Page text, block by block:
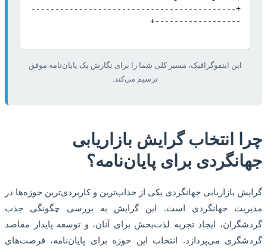
+-------------------------------------------
این اینفوگرافیک، مسیر کلی شما را برای نگارش یک پایان‌نامه موفق
ترسیم می‌کند.
چرا انتخاب گرایش بازاریابی
جهانگردی برای پایان‌نامه؟
گرایش بازاریابی جهانگردی یکی از جذاب‌ترین و کاربردی‌ترین حوزه‌ها در
مدیریت جهانگردی است. این گرایش به بررسی چگونگی جذب
گردشگران، ایجاد تجربه لذت‌بخش برای آنان، و توسعه پایدار مقاصد
گردشگری می‌پردازد. انتخاب این حوزه برای پایان‌نامه، فرصت‌های